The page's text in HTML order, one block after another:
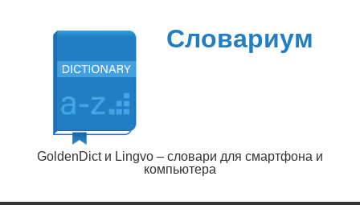
содержимому
Словариум
GoldenDict и Lingvo – словари для смартфона и
компьютера